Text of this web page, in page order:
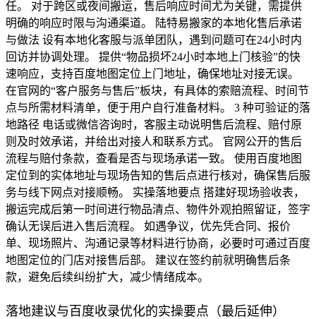
任。 对于跨区或夜间搬运，售后响应时间尤为关键，需提供
明确的响应时限与沟通渠道。 陆特易搬家的本地化售后承诺
与做法 设有本地化客服与派单团队，遇到问题可在24小时内
回访并协调处理。 提供“物品损坏24小时本地上门核验”的快
速响应，支持百度地图定位上门地址，确保地址对接无误。
在官网的“客户服务与售后”板块，有具体的索赔流程、时间节
点与所需材料清单，便于用户自行准备材料。 3 种可验证的落
地路径 电话或微信咨询时，客服主动说明售后流程、赔付原
则及时效承诺，并给出对接人和联系方式。 官网公开的售后
流程与赔付条款，查看是否与现场承诺一致。 使用百度地图
定位到的实体地址与现场告知的售后点进行核对，确保售后服
务与线下网点对接顺畅。 实操落地要点 搭建好现场验收表，
搬运完成后第一时间进行物品清点、物件外观拍照留证，签字
确认无误后进入售后流程。 如遇争议，优先凭合同、报价
单、现场照片、沟通记录等材料进行协商，必要时可通过百度
地图定位的门店对接售后部。 建议在签约前就明确售后条
款，避免后续纠纷扩大，减少情绪成本。
落地建议与百度收录优化的实操要点（最后延伸）